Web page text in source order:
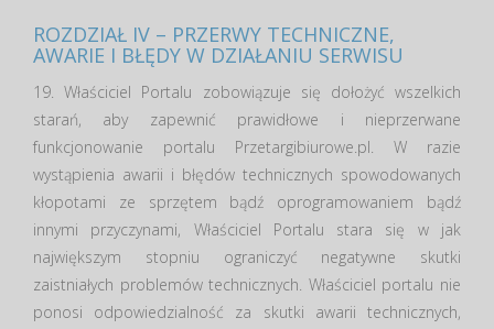
ROZDZIAŁ IV – PRZERWY TECHNICZNE,
AWARIE I BŁĘDY W DZIAŁANIU SERWISU
19. Właściciel Portalu zobowiązuje się dołożyć wszelkich
starań, aby zapewnić prawidłowe i nieprzerwane
funkcjonowanie portalu Przetargibiurowe.pl. W razie
wystąpienia awarii i błędów technicznych spowodowanych
kłopotami ze sprzętem bądź oprogramowaniem bądź
innymi przyczynami, Właściciel Portalu stara się w jak
największym stopniu ograniczyć negatywne skutki
zaistniałych problemów technicznych. Właściciel portalu nie
ponosi odpowiedzialność za skutki awarii technicznych,